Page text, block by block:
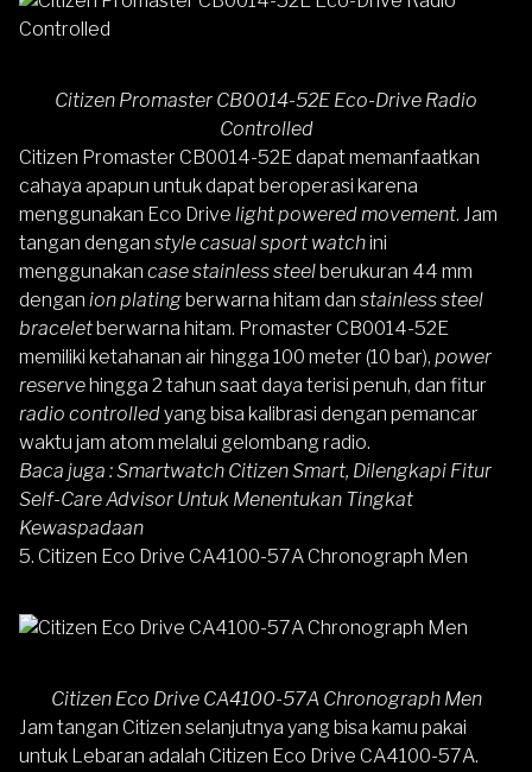
Citizen Promaster CB0014-52E Eco-Drive Radio
Controlled
Citizen Promaster CB0014-52Edapat memanfaatkan
cahaya apapun untuk dapat beroperasi karena
menggunakan Eco Drive light powered movement. Jam
tangan dengan style casual sport watchini
menggunakan case stainless steelberukuran 44 mm
dengan ion platingberwarna hitam dan stainless steel
braceletberwarna hitam. Promaster CB0014-52E
memiliki ketahanan air hingga 100 meter (10 bar), power
reservehingga 2 tahun saat daya terisi penuh, dan fitur
radio controlledyang bisa kalibrasi dengan pemancar
waktu jam atom melalui gelombang radio.
Baca juga :Smartwatch Citizen Smart, Dilengkapi Fitur
Self-Care Advisor Untuk Menentukan Tingkat
Kewaspadaan
5. Citizen Eco Drive CA4100-57A Chronograph Men
Citizen Eco Drive CA4100-57A Chronograph Men
Jam tangan Citizen selanjutnya yang bisa kamu pakai
untuk Lebaran adalah Citizen Eco Drive CA4100-57A.